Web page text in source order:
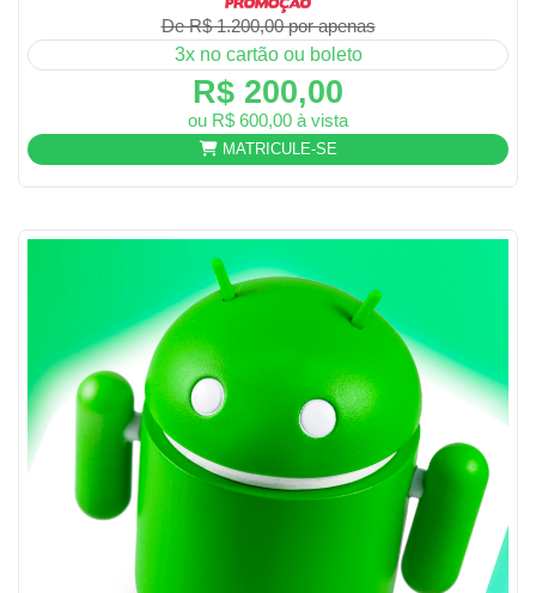
De R$ 1.200,00 por apenas
3x no cartão ou boleto
R$ 200,00
ou R$ 600,00 à vista
MATRICULE-SE